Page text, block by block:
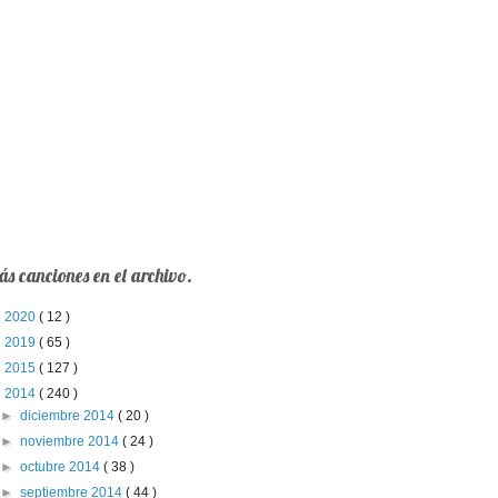
canciones en el archivo.
2020 ( 12 )
2019 ( 65 )
2015 ( 127 )
2014 ( 240 )
►diciembre 2014( 20 )
►noviembre 2014( 24 )
►octubre 2014( 38 )
►septiembre 2014( 44 )